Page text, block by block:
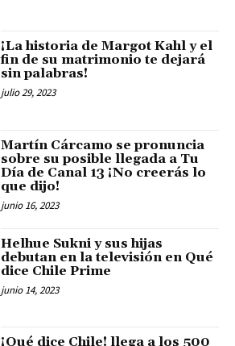
¡La historia de Margot Kahl y el
fin de su matrimonio te dejará
sin palabras!
julio 29, 2023
Martín Cárcamo se pronuncia
sobre su posible llegada a Tu
Día de Canal 13 ¡No creerás lo
que dijo!
junio 16, 2023
Helhue Sukni y sus hijas
debutan en la televisión en Qué
dice Chile Prime
junio 14, 2023
¡Qué dice Chile! llega a los 500